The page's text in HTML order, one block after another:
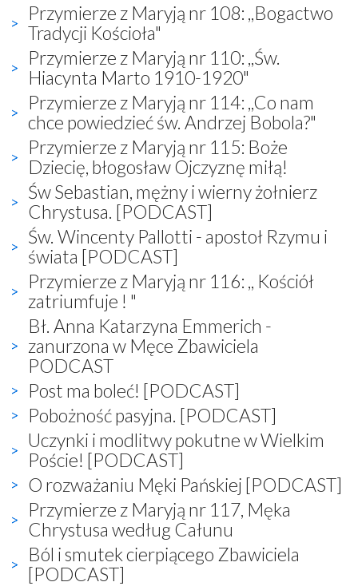
Przymierze z Maryją nr 108: ,,Bogactwo
Tradycji Kościoła"
Przymierze z Maryją nr 110: ,,Św.
Hiacynta Marto 1910-1920"
Przymierze z Maryją nr 114: ,,Co nam
chce powiedzieć św. Andrzej Bobola?"
Przymierze z Maryją nr 115: Boże
Dziecię, błogosław Ojczyznę miłą!
Św Sebastian, mężny i wierny żołnierz
Chrystusa. [PODCAST]
Św. Wincenty Pallotti - apostoł Rzymu i
świata [PODCAST]
Przymierze z Maryją nr 116: ,, Kościół
zatriumfuje ! "
Bł. Anna Katarzyna Emmerich -
zanurzona w Męce Zbawiciela
PODCAST
Post ma boleć! [PODCAST]
Pobożność pasyjna. [PODCAST]
Uczynki i modlitwy pokutne w Wielkim
Poście! [PODCAST]
O rozważaniu Męki Pańskiej [PODCAST]
Przymierze z Maryją nr 117, Męka
Chrystusa według Całunu
Ból i smutek cierpiącego Zbawiciela
[PODCAST]